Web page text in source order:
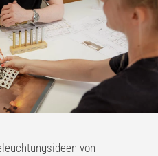
von